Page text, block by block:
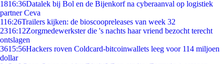
1816:36Datalek bij Bol en de Bijenkorf na cyberaanval op logistiek
partner Ceva
116:26Trailers kijken: de bioscoopreleases van week 32
2316:12Zorgmedewerkster die 's nachts haar vriend bezocht terecht
ontslagen
3615:56Hackers roven Coldcard-bitcoinwallets leeg voor 114 miljoen
dollar